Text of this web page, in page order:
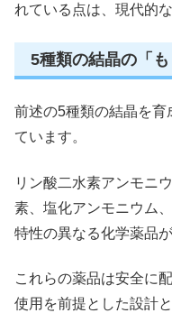
れている点は、現代的
5種類の結晶の「
前述の5種類の結晶を育
ています。
リン酸二水素アンモニ
素、塩化アンモニウム
特性の異なる化学薬品
これらの薬品は安全に
使用を前提とした設計